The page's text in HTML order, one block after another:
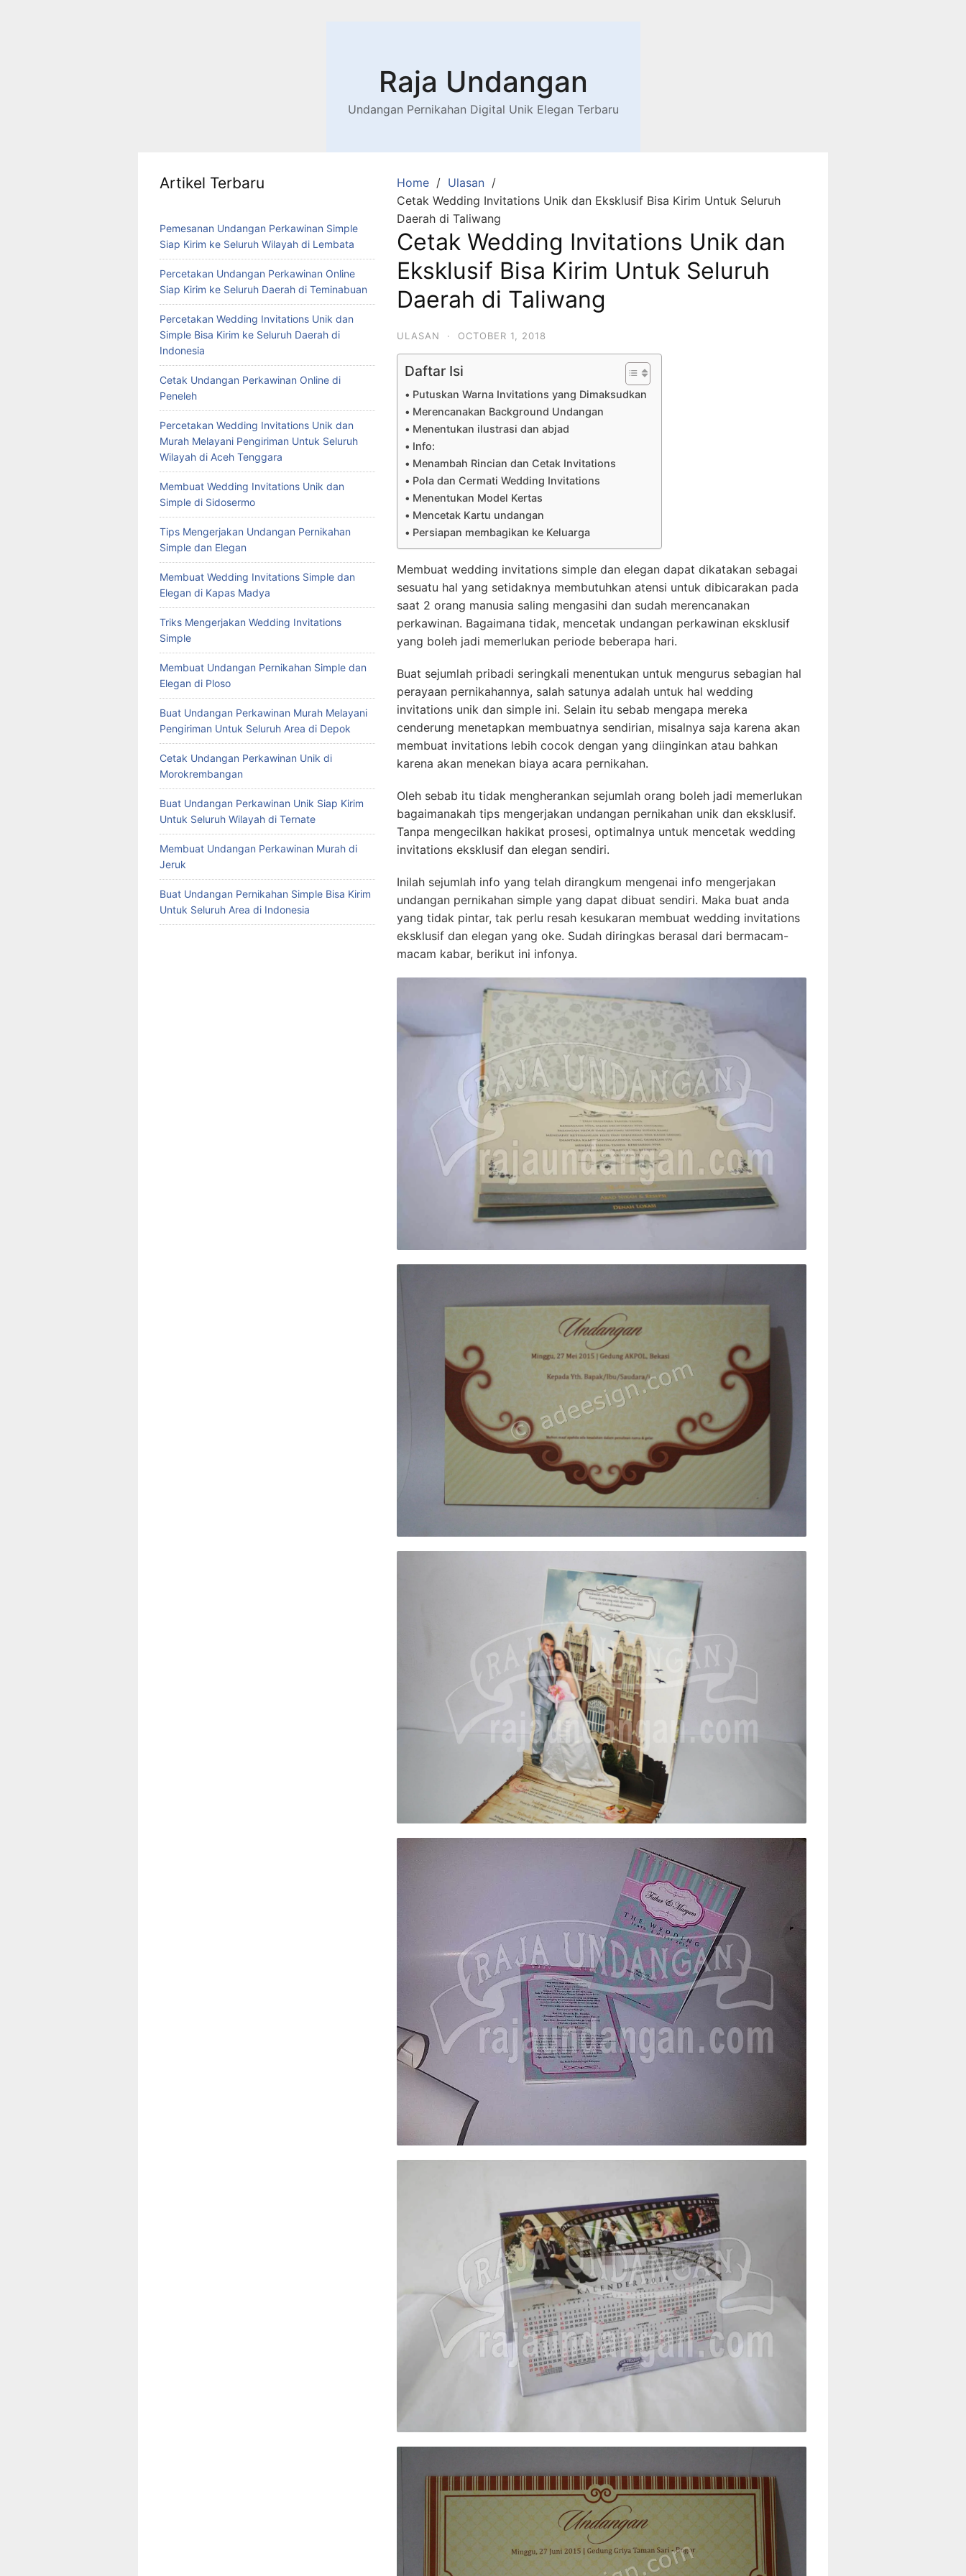
Raja Undangan
Undangan Pernikahan Digital Unik Elegan Terbaru
Home
Ulasan
Cetak Wedding Invitations Unik dan Eksklusif Bisa Kirim Untuk Seluruh
Daerah di Taliwang
Cetak Wedding Invitations Unik dan
Eksklusif Bisa Kirim Untuk Seluruh
Daerah di Taliwang
ULASAN · OCTOBER 1, 2018
Daftar Isi
Putuskan Warna Invitations yang Dimaksudkan
Merencanakan Background Undangan
Menentukan ilustrasi dan abjad
Info:
Menambah Rincian dan Cetak Invitations
Pola dan Cermati Wedding Invitations
Menentukan Model Kertas
Mencetak Kartu undangan
Persiapan membagikan ke Keluarga
Membuat wedding invitations simple dan elegan dapat dikatakan sebagai
sesuatu hal yang setidaknya membutuhkan atensi untuk dibicarakan pada
saat 2 orang manusia saling mengasihi dan sudah merencanakan
perkawinan. Bagaimana tidak, mencetak undangan perkawinan eksklusif
yang boleh jadi memerlukan periode beberapa hari.
Buat sejumlah pribadi seringkali menentukan untuk mengurus sebagian hal
perayaan pernikahannya, salah satunya adalah untuk hal wedding
invitations unik dan simple ini. Selain itu sebab mengapa mereka
cenderung menetapkan membuatnya sendirian, misalnya saja karena akan
membuat invitations lebih cocok dengan yang diinginkan atau bahkan
karena akan menekan biaya acara pernikahan.
Oleh sebab itu tidak mengherankan sejumlah orang boleh jadi memerlukan
bagaimanakah tips mengerjakan undangan pernikahan unik dan eksklusif.
Tanpa mengecilkan hakikat prosesi, optimalnya untuk mencetak wedding
invitations eksklusif dan elegan sendiri.
Inilah sejumlah info yang telah dirangkum mengenai info mengerjakan
undangan pernikahan simple yang dapat dibuat sendiri. Maka buat anda
yang tidak pintar, tak perlu resah kesukaran membuat wedding invitations
eksklusif dan elegan yang oke. Sudah diringkas berasal dari bermacam-
macam kabar, berikut ini infonya.
Artikel Terbaru
Pemesanan Undangan Perkawinan Simple
Siap Kirim ke Seluruh Wilayah di Lembata
Percetakan Undangan Perkawinan Online
Siap Kirim ke Seluruh Daerah di Teminabuan
Percetakan Wedding Invitations Unik dan
Simple Bisa Kirim ke Seluruh Daerah di
Indonesia
Cetak Undangan Perkawinan Online di
Peneleh
Percetakan Wedding Invitations Unik dan
Murah Melayani Pengiriman Untuk Seluruh
Wilayah di Aceh Tenggara
Membuat Wedding Invitations Unik dan
Simple di Sidosermo
Tips Mengerjakan Undangan Pernikahan
Simple dan Elegan
Membuat Wedding Invitations Simple dan
Elegan di Kapas Madya
Triks Mengerjakan Wedding Invitations
Simple
Membuat Undangan Pernikahan Simple dan
Elegan di Ploso
Buat Undangan Perkawinan Murah Melayani
Pengiriman Untuk Seluruh Area di Depok
Cetak Undangan Perkawinan Unik di
Morokrembangan
Buat Undangan Perkawinan Unik Siap Kirim
Untuk Seluruh Wilayah di Ternate
Membuat Undangan Perkawinan Murah di
Jeruk
Buat Undangan Pernikahan Simple Bisa Kirim
Untuk Seluruh Area di Indonesia